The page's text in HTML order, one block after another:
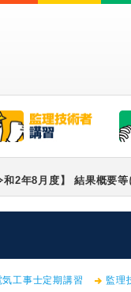
和2年8月度】 結果概要
工事士定期講習 監理